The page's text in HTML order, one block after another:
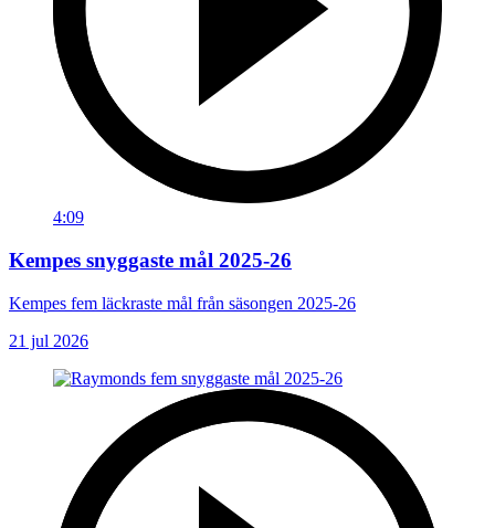
4:09
Kempes snyggaste mål 2025-26
Kempes fem läckraste mål från säsongen 2025-26
21 jul 2026